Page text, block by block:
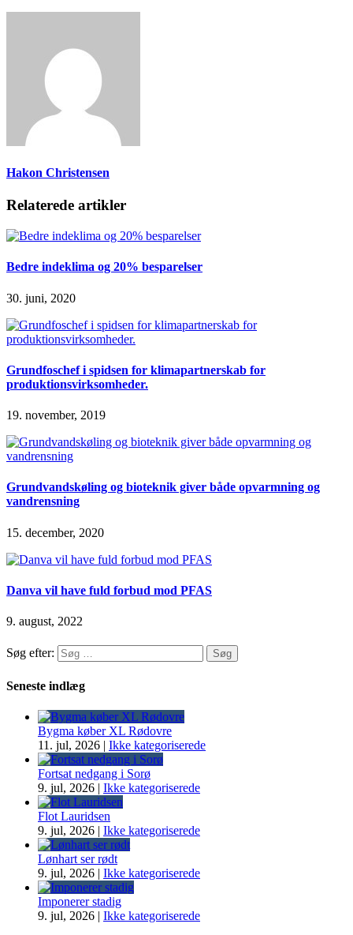
Hakon Christensen
Relaterede artikler
Bedre indeklima og 20% besparelser
30. juni, 2020
Grundfoschef i spidsen for klimapartnerskab for
produktionsvirksomheder.
19. november, 2019
Grundvandskøling og bioteknik giver både opvarmning og
vandrensning
15. december, 2020
Danva vil have fuld forbud mod PFAS
9. august, 2022
Søg efter:
Seneste indlæg
Bygma køber XL Rødovre
11. jul, 2026 | Ikke kategoriserede
Fortsat nedgang i Sorø
9. jul, 2026 | Ikke kategoriserede
Flot Lauridsen
9. jul, 2026 | Ikke kategoriserede
Lønhart ser rødt
9. jul, 2026 | Ikke kategoriserede
Imponerer stadig
9. jul, 2026 | Ikke kategoriserede